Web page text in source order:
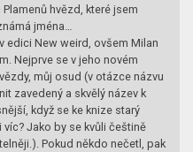
hvězd, které jsem
jména…
edici New weird, ovšem Milan
Nejprve se v jeho novém
můj osud (v otázce názvu
zavedený a skvělý název k
když se ke knize starý
Jako by se kvůli češtině
Pokud někdo nečetl, pak